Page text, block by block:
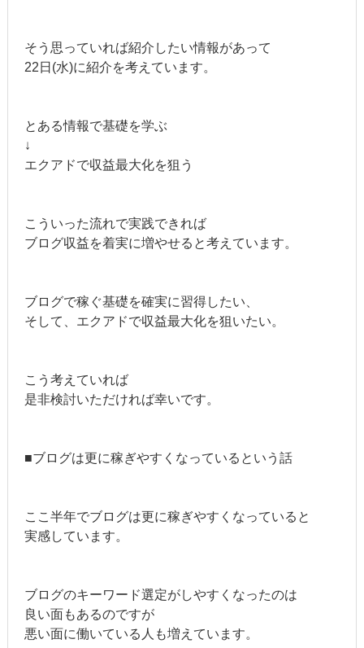
そう思っていれば紹介したい情報があって
22日(水)に紹介を考えています。
とある情報で基礎を学ぶ
↓
エクアドで収益最大化を狙う
こういった流れで実践できれば
ブログ収益を着実に増やせると考えています。
ブログで稼ぐ基礎を確実に習得したい、
そして、エクアドで収益最大化を狙いたい。
こう考えていれば
是非検討いただければ幸いです。
■ブログは更に稼ぎやすくなっているという話
ここ半年でブログは更に稼ぎやすくなっていると
実感しています。
ブログのキーワード選定がしやすくなったのは
良い面もあるのですが
悪い面に働いている人も増えています。